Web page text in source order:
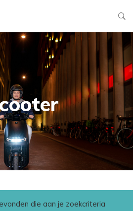
die aan je zoekcriteria